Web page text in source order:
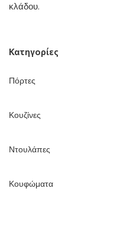
κλάδου.
Κατηγορίες
Πόρτες
Κουζίνες
Ντουλάπες
Κουφώματα